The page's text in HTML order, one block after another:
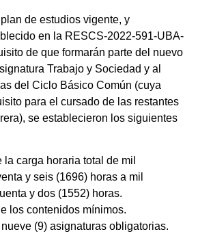
de estudios vigente, y
en la RESCS-2022-591-UBA-
de que formarán parte del nuevo
Trabajo y Sociedad y al
del Ciclo Básico Común (cuya
para el cursado de las restantes
se establecieron los siguientes
la carga horaria total de mil
y seis (1696) horas a mil
y dos (1552) horas.
los contenidos mínimos.
(9) asignaturas obligatorias.